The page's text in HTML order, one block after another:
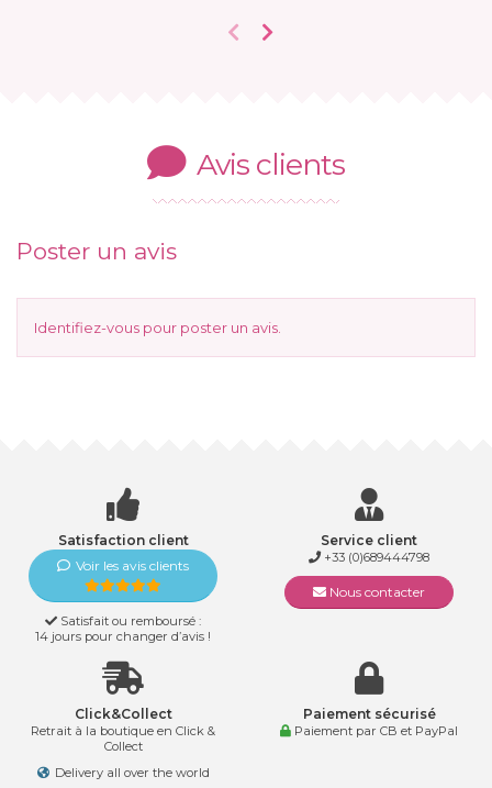
Avis clients
Poster un avis
Identifiez-vous pour poster un avis.
Satisfaction client
Voir les avis clients
Satisfait ou remboursé :
14 jours pour changer d’avis !
Service client
+33 (0)689444798
Nous contacter
Click&Collect
Retrait à la boutique en Click &
Collect
Delivery all over the world
Paiement sécurisé
Paiement par CB et PayPal